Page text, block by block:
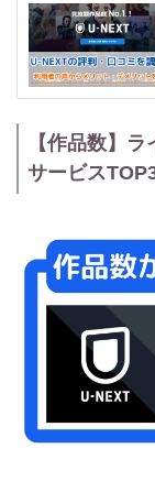
【作品数】
サービス